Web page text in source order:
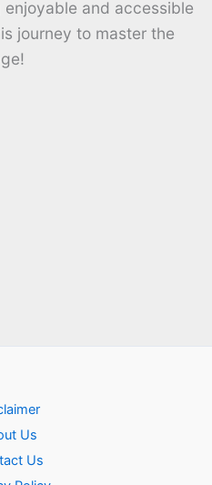
and accessible
journey to master the
Us
Us